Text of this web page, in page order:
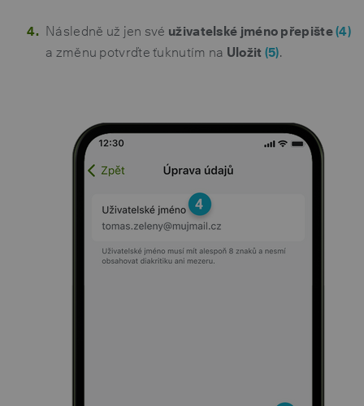
Následně už jen své uživatelské jméno přepište(4)
a změnu potvrďte ťuknutím na Uložit (5).